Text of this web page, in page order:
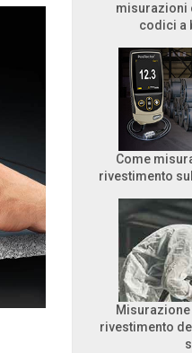
misurazioni
codici a
Come
rivestimento
rivestimento